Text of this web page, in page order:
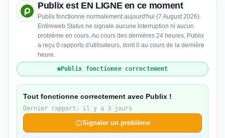
Publix est EN LIGNE en ce moment
Publix fonctionne normalement aujourd'hui (7 August 2026).
Entireweb Status ne signale aucune interruption ni aucun
problème en cours. Au cours des dernières 24 heures, Publix
a reçu 0 rapports d'utilisateurs, dont 0 au cours de la dernière
heure.
Publix fonctionne correctement
Tout fonctionne correctement avec Publix !
Dernier rapport: il y a 3 jours
Signaler un problème